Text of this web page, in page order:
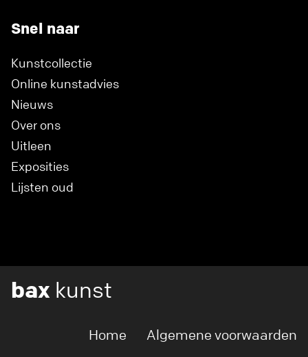
Snel naar
Kunstcollectie
Online kunstadvies
Nieuws
Over ons
Uitleen
Exposities
Lijsten oud
bax kunst
Home Algemene voorwaarden